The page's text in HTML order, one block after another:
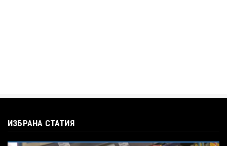
ИЗБРАНА СТАТИЯ